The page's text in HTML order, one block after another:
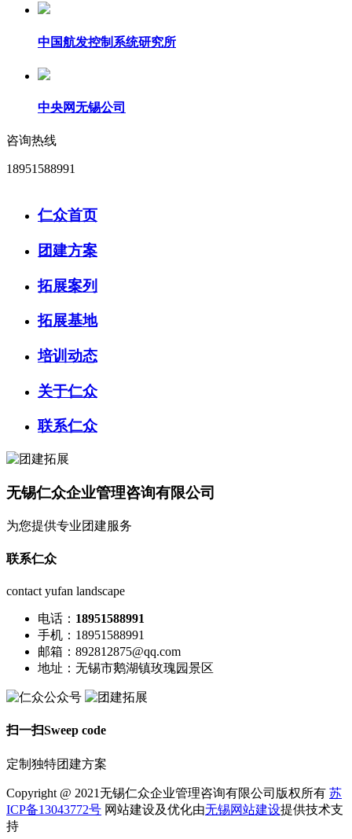
中国航发控制系统研究所
中央网无锡公司
咨询热线
18951588991
仁众首页
团建方案
拓展案列
拓展基地
培训动态
关于仁众
联系仁众
无锡仁众企业管理咨询有限公司
为您提供专业团建服务
联系仁众
contact yufan landscape
电话： 18951588991
手机：18951588991
邮箱：892812875@qq.com
地址：无锡市鹅湖镇玫瑰园景区
扫一扫Sweep code
定制独特团建方案
Copyright @ 2021无锡仁众企业管理咨询有限公司版权所有 苏
ICP备13043772号 网站建设及优化由无锡网站建设提供技术支
持